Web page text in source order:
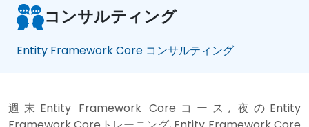
コンサルティング
Entity Framework Core コンサルティング
週末Entity Framework Coreコース, 夜のEntity